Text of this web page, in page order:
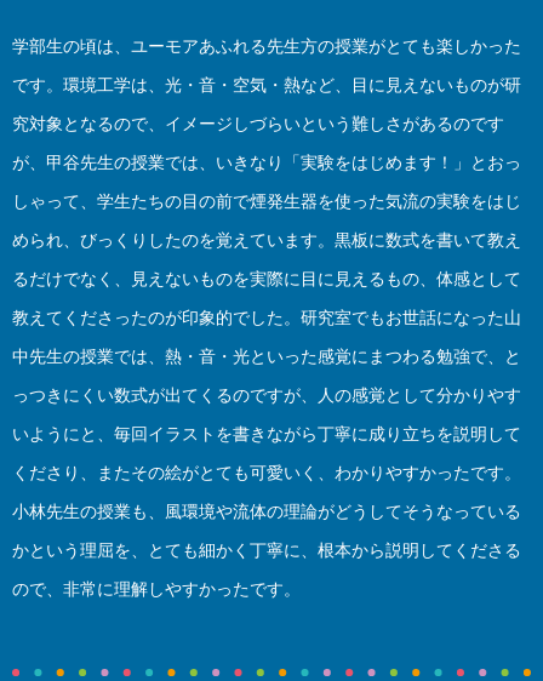
学部生の頃は、ユーモアあふれる先生方の授業がとても楽しかった
です。環境工学は、光・音・空気・熱など、目に見えないものが研
究対象となるので、イメージしづらいという難しさがあるのです
が、甲谷先生の授業では、いきなり「実験をはじめます！」とおっ
しゃって、学生たちの目の前で煙発生器を使った気流の実験をはじ
められ、びっくりしたのを覚えています。黒板に数式を書いて教え
るだけでなく、見えないものを実際に目に見えるもの、体感として
教えてくださったのが印象的でした。研究室でもお世話になった山
中先生の授業では、熱・音・光といった感覚にまつわる勉強で、と
っつきにくい数式が出てくるのですが、人の感覚として分かりやす
いようにと、毎回イラストを書きながら丁寧に成り立ちを説明して
くださり、またその絵がとても可愛いく、わかりやすかったです。
小林先生の授業も、風環境や流体の理論がどうしてそうなっている
かという理屈を、とても細かく丁寧に、根本から説明してくださる
ので、非常に理解しやすかったです。